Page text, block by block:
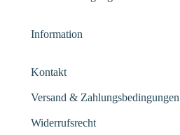
Information
Kontakt
Versand & Zahlungsbedingungen
Widerrufsrecht